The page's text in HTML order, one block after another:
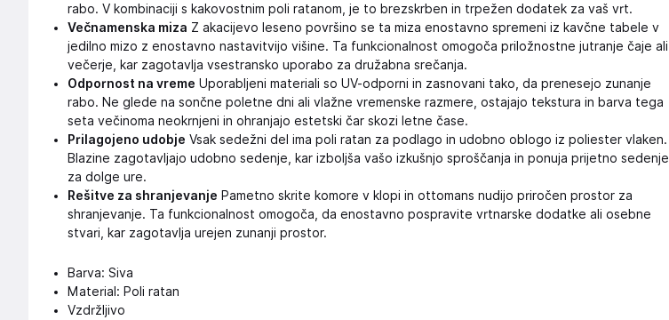
rabo. V kombinaciji s kakovostnim poli ratanom, je to brezskrben in trpežen dodatek za vaš vrt.
Večnamenska miza Z akacijevo leseno površino se ta miza enostavno spremeni iz kavčne tabele v
jedilno mizo z enostavno nastavitvijo višine. Ta funkcionalnost omogoča priložnostne jutranje čaje ali
večerje, kar zagotavlja vsestransko uporabo za družabna srečanja.
Odpornost na vreme Uporabljeni materiali so UV-odporni in zasnovani tako, da prenesejo zunanje
rabo. Ne glede na sončne poletne dni ali vlažne vremenske razmere, ostajajo tekstura in barva tega
seta večinoma neokrnjeni in ohranjajo estetski čar skozi letne čase.
Prilagojeno udobje Vsak sedežni del ima poli ratan za podlago in udobno oblogo iz poliester vlaken.
Blazine zagotavljajo udobno sedenje, kar izboljša vašo izkušnjo sproščanja in ponuja prijetno sedenje
za dolge ure.
Rešitve za shranjevanje Pametno skrite komore v klopi in ottomans nudijo priročen prostor za
shranjevanje. Ta funkcionalnost omogoča, da enostavno pospravite vrtnarske dodatke ali osebne
stvari, kar zagotavlja urejen zunanji prostor.
Barva: Siva
Material: Poli ratan
Vzdržljivo